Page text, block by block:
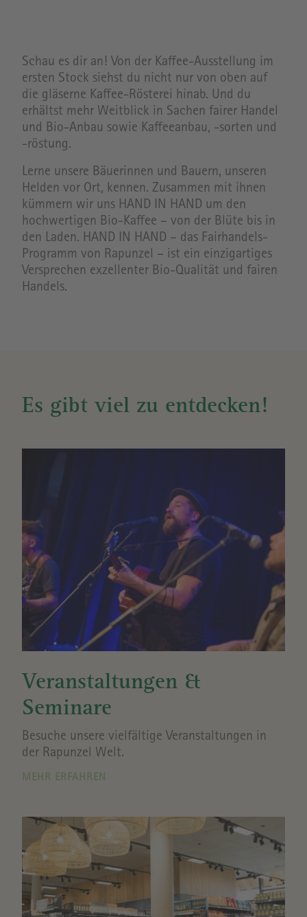
Schau es dir an! Von der Kaffee-Ausstellung im
ersten Stock siehst du nicht nur von oben auf
die gläserne Kaffee-Rösterei hinab. Und du
erhältst mehr Weitblick in Sachen fairer Handel
und Bio-Anbau sowie Kaffeeanbau, -sorten und
-röstung.
Lerne unsere Bäuerinnen und Bauern, unseren
Helden vor Ort, kennen. Zusammen mit ihnen
kümmern wir uns HAND IN HAND um den
hochwertigen Bio-Kaffee – von der Blüte bis in
den Laden. HAND IN HAND – das Fairhandels-
Programm von Rapunzel – ist ein einzigartiges
Versprechen exzellenter Bio-Qualität und fairen
Handels.
Es gibt viel zu entdecken!
Veranstaltungen &
Seminare
Besuche unsere vielfältige Veranstaltungen in
der Rapunzel Welt.
MEHR ERFAHREN